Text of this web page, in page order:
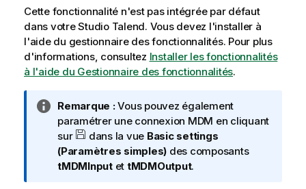
t
y
-
n
o
t
Cette fonctionnalité n'est pas intégrée par défaut
dans votreStudio Talend. Vous devez l'installer à
l'aide du gestionnaire des fonctionnalités. Pour plus
d'informations, consultez Installer les fonctionnalités
à l'aide du Gestionnaire des fonctionnalités.
N
o
t
e
I
Remarque :Vous pouvez également
paramétrer une connexion MDM en cliquant
sur
dans la vue Basic settings
(Paramètres simples) des composants
tMDMInputet tMDMOutput.